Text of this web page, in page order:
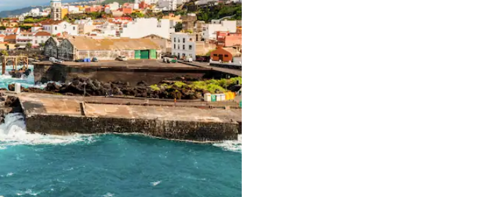
gore i prema dolje, kao i dodirom ili prelaskom prstom po zaslonu.